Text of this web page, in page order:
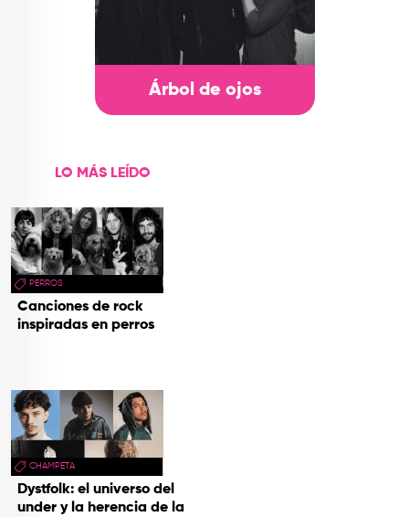
Árbol de ojos
LO MÁS LEÍDO
PERROS
Canciones de rock
inspiradas en perros
CHAMPETA
Dystfolk: el universo del
under y la herencia de la